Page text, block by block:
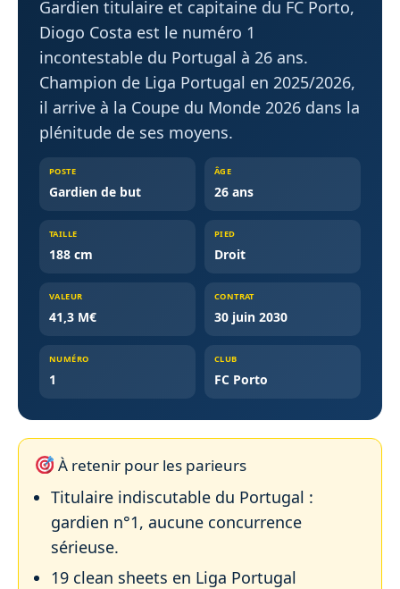
Gardien titulaire et capitaine du FC Porto,
Diogo Costa est le numéro 1
incontestable du Portugal à 26 ans.
Champion de Liga Portugal en 2025/2026,
il arrive à la Coupe du Monde 2026 dans la
plénitude de ses moyens.
POSTE
Gardien de but
ÂGE
26 ans
TAILLE
188 cm
PIED
Droit
VALEUR
41,3 M€
CONTRAT
30 juin 2030
NUMÉRO
1
CLUB
FC Porto
À retenir pour les parieurs
Titulaire indiscutable du Portugal :
gardien n°1, aucune concurrence
sérieuse.
19 clean sheets en Liga Portugal